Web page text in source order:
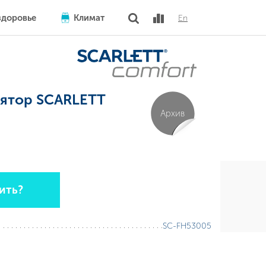
Климат En
SCARLETT
Архив
SC-FH53005